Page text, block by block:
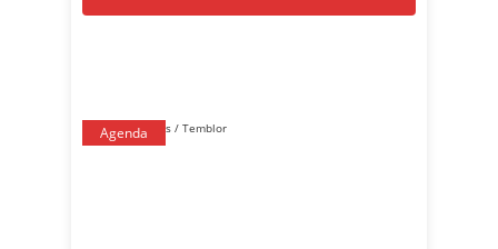
Agenda